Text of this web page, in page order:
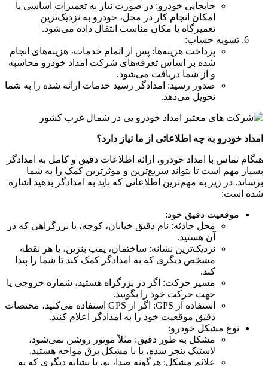
جابجایی خودرو: در صورت نیاز به تعمیرات اساسی یا
امکان انجام کار در محل، خودرو به نزدیک‌ترین
تعمیرگاه یا مکان مناسب انتقال داده می‌شود.
تسویه حساب:
پرداخت هزینه‌ها: پس از اتمام خدمات، هزینه‌های انجام
شده بر اساس تعرفه‌های شرکت امداد خودرو محاسبه
و از شما دریافت می‌شود.
صدور رسید: امدادگر رسید خدمات ارائه شده را به شما
تحویل می‌دهد.
امداد خودرو به چه اطلاعاتی از ما نیاز دارد؟
هنگام تماس با امداد خودرو، ارائه اطلاعات دقیق و کامل به امدادگر
بسیار مهم است تا بتواند سریع‌ترین و موثرترین کمک را به شما
برساند. در زیر به مهم‌ترین اطلاعاتی که باید به امدادگر بدهید اشاره
شده است:
موقعیت دقیق خود:
محل حادثه: نام دقیق خیابان، کوچه، یا بزرگراهی که در
آن هستید.
نزدیک‌ترین نشانه: ساختمان، پمپ بنزین، یا هر نقطه
مشخص دیگری که به امدادگر کمک کند تا شما را پیدا
کند.
مسیر حرکت: اگر در بزرگراه هستید، شماره خروجی یا
جهت حرکت خود را بگویید.
استفاده از GPS: اگر از GPS استفاده می‌کنید، مختصات
دقیق موقعیت خود را به امدادگر اعلام کنید.
نوع مشکل خودرو:
مشکل به طور دقیق: مثلاً موتور روشن نمی‌شود،
لاستیک پنچر شده، یا با مشکل برق مواجه هستید.
علائم مشکل: هرگونه صدا، بو، یا نشانه دیگری که به